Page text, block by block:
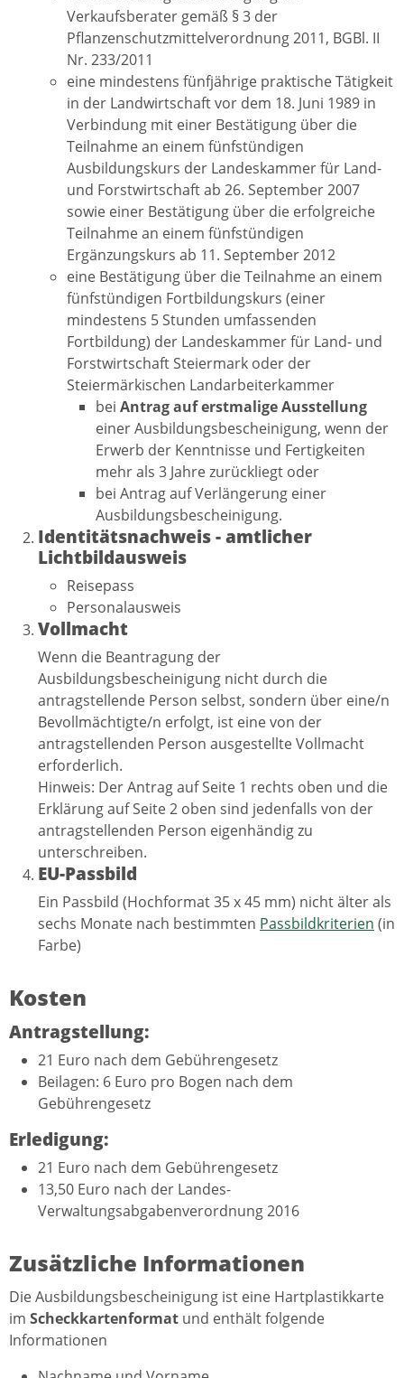
Verkaufsberater gemäß § 3 der
Pflanzenschutzmittelverordnung 2011, BGBl. II
Nr. 233/2011
eine mindestens fünfjährige praktische Tätigkeit
in der Landwirtschaft vor dem 18. Juni 1989 in
Verbindung mit einer Bestätigung über die
Teilnahme an einem fünfstündigen
Ausbildungskurs der Landeskammer für Land-
und Forstwirtschaft ab 26. September 2007
sowie einer Bestätigung über die erfolgreiche
Teilnahme an einem fünfstündigen
Ergänzungskurs ab 11. September 2012
eine Bestätigung über die Teilnahme an einem
fünfstündigen Fortbildungskurs (einer
mindestens 5 Stunden umfassenden
Fortbildung) der Landeskammer für Land- und
Forstwirtschaft Steiermark oder der
Steiermärkischen Landarbeiterkammer
bei Antrag auf erstmalige Ausstellung
einer Ausbildungsbescheinigung, wenn der
Erwerb der Kenntnisse und Fertigkeiten
mehr als 3 Jahre zurückliegt oder
bei Antrag auf Verlängerung einer
Ausbildungsbescheinigung.
Identitätsnachweis - amtlicher
Lichtbildausweis
Reisepass
Personalausweis
Vollmacht
Wenn die Beantragung der
Ausbildungsbescheinigung nicht durch die
antragstellende Person selbst, sondern über eine/n
Bevollmächtigte/n erfolgt, ist eine von der
antragstellenden Person ausgestellte Vollmacht
erforderlich.
Hinweis: Der Antrag auf Seite 1 rechts oben und die
Erklärung auf Seite 2 oben sind jedenfalls von der
antragstellenden Person eigenhändig zu
unterschreiben.
EU-Passbild
Ein Passbild (Hochformat 35 x 45 mm) nicht älter als
sechs Monate nach bestimmten Passbildkriterien (in
Farbe)
Kosten
Antragstellung:
21 Euro nach dem Gebührengesetz
Beilagen: 6 Euro pro Bogen nach dem
Gebührengesetz
Erledigung:
21 Euro nach dem Gebührengesetz
13,50 Euro nach der Landes-
Verwaltungsabgabenverordnung 2016
Zusätzliche Informationen
Die Ausbildungsbescheinigung ist eine Hartplastikkarte
im Scheckkartenformat und enthält folgende
Informationen